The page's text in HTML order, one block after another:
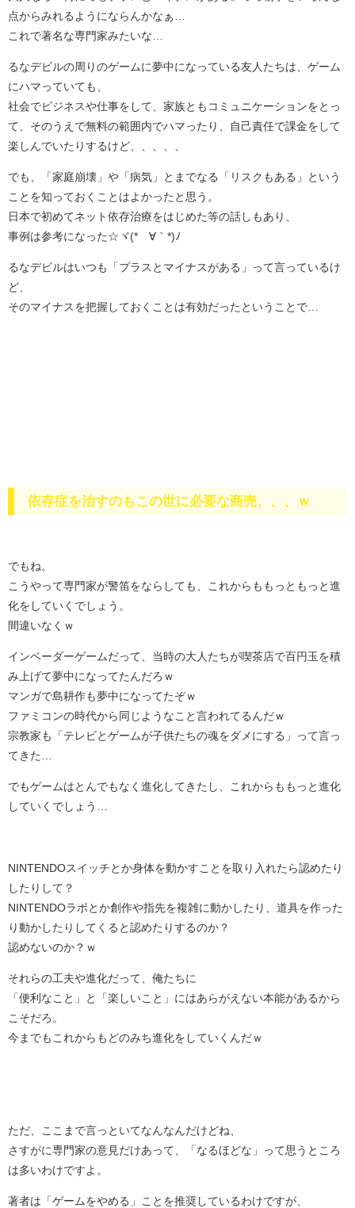
点からみれるようにならんかなぁ…
これで著名な専門家みたいな…
るなデビルの周りのゲームに夢中になっている友人たちは、ゲーム
にハマっていても、
社会でビジネスや仕事をして、家族ともコミュニケーションをとっ
て、そのうえで無料の範囲内でハマったり、自己責任で課金をして
楽しんでいたりするけど、、、、、
でも、「家庭崩壊」や「病気」とまでなる「リスクもある」という
ことを知っておくことはよかったと思う。
日本で初めてネット依存治療をはじめた等の話しもあり、
事例は参考になった☆ヾ(*´∀｀*)ﾉ
るなデビルはいつも「プラスとマイナスがある」って言っているけ
ど、
そのマイナスを把握しておくことは有効だったということで…
依存症を治すのもこの世に必要な商売、、、ｗ
でもね。
こうやって専門家が警笛をならしても、これからももっともっと進
化をしていくでしょう。
間違いなくｗ
インベーダーゲームだって、当時の大人たちが喫茶店で百円玉を積
み上げて夢中になってたんだろｗ
マンガで島耕作も夢中になってたぞｗ
ファミコンの時代から同じようなこと言われてるんだｗ
宗教家も「テレビとゲームが子供たちの魂をダメにする」って言っ
てきた…
でもゲームはとんでもなく進化してきたし、これからももっと進化
していくでしょう…
NINTENDOスイッチとか身体を動かすことを取り入れたら認めたり
したりして？
NINTENDOラボとか創作や指先を複雑に動かしたり、道具を作った
り動かしたりしてくると認めたりするのか？
認めないのか？ｗ
それらの工夫や進化だって、俺たちに
「便利なこと」と「楽しいこと」にはあらがえない本能があるから
こそだろ。
今までもこれからもどのみち進化をしていくんだｗ
ただ、ここまで言っといてなんなんだけどね、
さすがに専門家の意見だけあって、「なるほどな」って思うところ
は多いわけですよ。
著者は「ゲームをやめる」ことを推奨しているわけですが、